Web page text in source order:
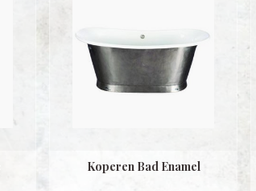
Koperen Bad Enamel